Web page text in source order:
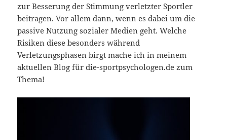
zur Besserung der Stimmung verletzter Sportler
beitragen. Vor allem dann, wenn es dabei um die
passive Nutzung sozialer Medien geht. Welche
Risiken diese besonders während
Verletzungsphasen birgt mache ich in meinem
aktuellen Blog für die-sportpsychologen.de zum
Thema!